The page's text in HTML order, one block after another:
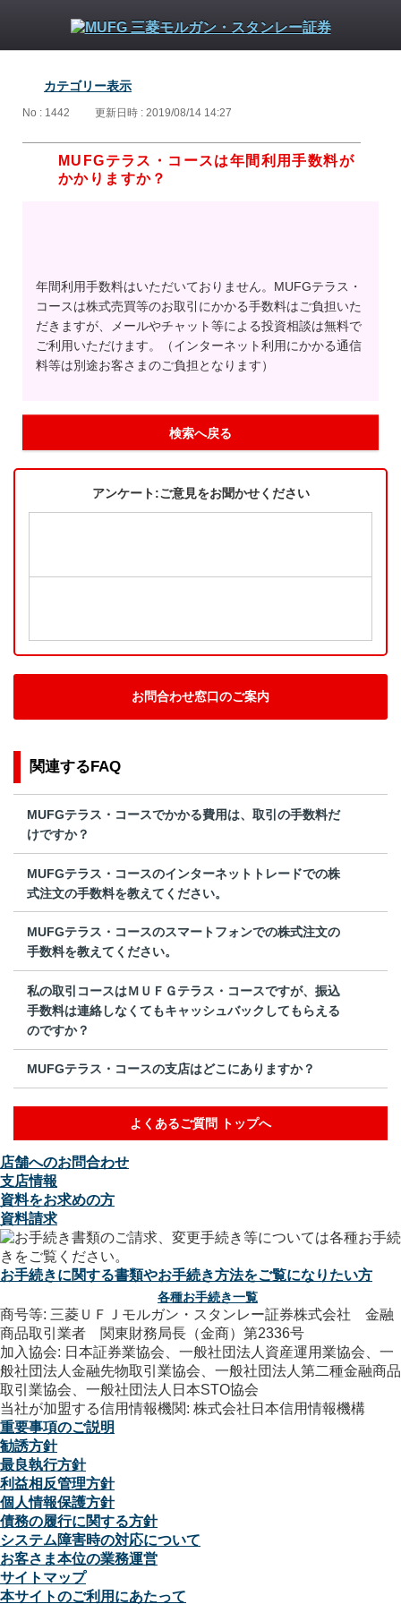
カテゴリー表示
No : 1442 更新日時 : 2019/08/14 14:27
MUFGテラス・コースは年間利用手数料が
かかりますか？
年間利用手数料はいただいておりません。MUFGテラス・
コースは株式売買等のお取引にかかる手数料はご負担いた
だきますが、メールやチャット等による投資相談は無料で
ご利用いただけます。（インターネット利用にかかる通信
料等は別途お客さまのご負担となります）
検索へ戻る
アンケート:ご意見をお聞かせください
お問合わせ窓口のご案内
関連するFAQ
MUFGテラス・コースでかかる費用は、取引の手数料だ
けですか？
MUFGテラス・コースのインターネットトレードでの株
式注文の手数料を教えてください。
MUFGテラス・コースのスマートフォンでの株式注文の
手数料を教えてください。
私の取引コースはＭＵＦＧテラス・コースですが、振込
手数料は連絡しなくてもキャッシュバックしてもらえる
のですか？
MUFGテラス・コースの支店はどこにありますか？
よくあるご質問 トップへ
店舗へのお問合わせ
支店情報
資料をお求めの方
資料請求
お手続きに関する書類やお手続き方法をご覧になりたい方
各種お手続き一覧
商号等: 三菱ＵＦＪモルガン・スタンレー証券株式会社 金融
商品取引業者 関東財務局長（金商）第2336号
加入協会: 日本証券業協会、一般社団法人資産運用業協会、一
般社団法人金融先物取引業協会、一般社団法人第二種金融商品
取引業協会、一般社団法人日本STO協会
当社が加盟する信用情報機関: 株式会社日本信用情報機構
重要事項のご説明
勧誘方針
最良執行方針
利益相反管理方針
個人情報保護方針
債務の履行に関する方針
システム障害時の対応について
お客さま本位の業務運営
サイトマップ
本サイトのご利用にあたって